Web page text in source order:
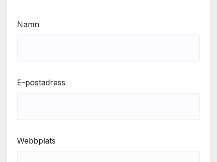
Namn
E-postadress
Webbplats